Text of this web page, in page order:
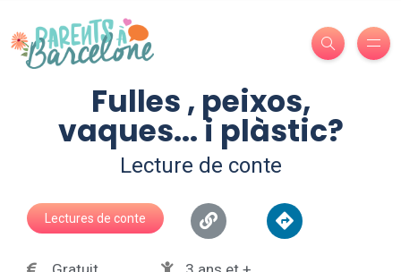
Fulles , peixos,
vaques... i plàstic?
Lecture de conte
Lectures de conte